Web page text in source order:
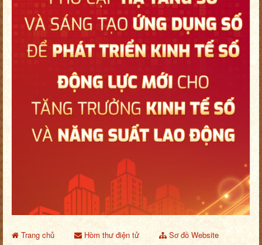
Trang chủ Hòm thư điện tử Sơ đồ Website